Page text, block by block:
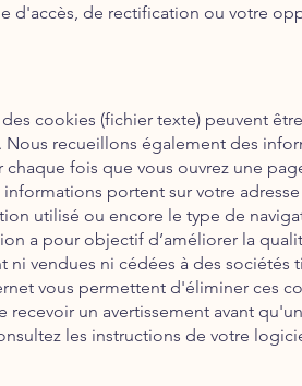
d'accès, de rectification ou votre
cookies (fichier texte) peuvent
recueillons également des
fois que vous ouvrez une
portent sur votre
utilisé ou encore le type de
a pour objectif d’améliorer la
ni vendues ni cédées à des sociétés
vous permettent d'éliminer ces
recevoir un avertissement avant
les instructions de votre